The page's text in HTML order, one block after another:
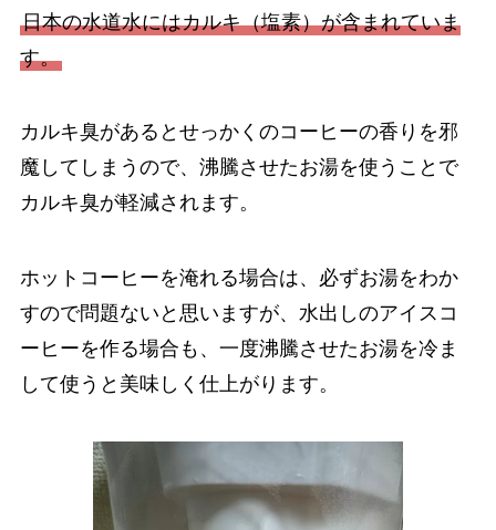
日本の水道水にはカルキ（塩素）が含まれていま
す。
カルキ臭があるとせっかくのコーヒーの香りを邪
魔してしまうので、沸騰させたお湯を使うことで
カルキ臭が軽減されます。
ホットコーヒーを淹れる場合は、必ずお湯をわか
すので問題ないと思いますが、水出しのアイスコ
ーヒーを作る場合も、一度沸騰させたお湯を冷ま
して使うと美味しく仕上がります。